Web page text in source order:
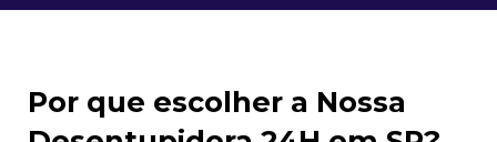
Por que escolher a Nossa